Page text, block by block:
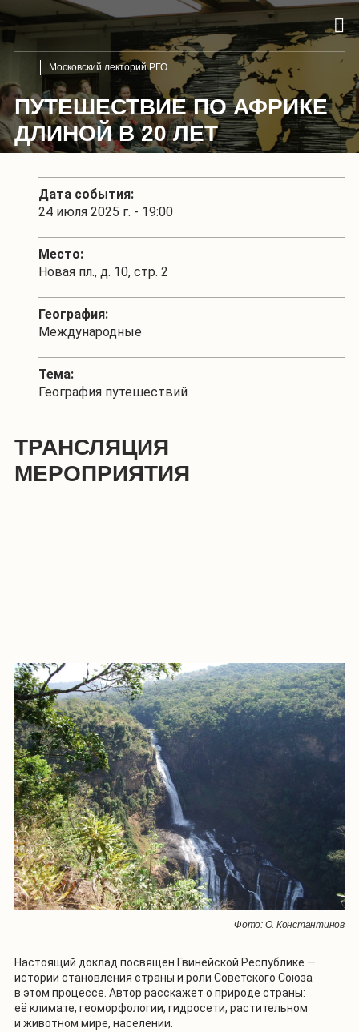
Московский лекторий РГО
ПУТЕШЕСТВИЕ ПО АФРИКЕ
ДЛИНОЙ В 20 ЛЕТ
Дата события:
24 июля 2025 г. - 19:00
Место:
Новая пл., д. 10, стр. 2
География:
Международные
Тема:
География путешествий
ТРАНСЛЯЦИЯ
МЕРОПРИЯТИЯ
Фото: О. Константинов
Настоящий доклад посвящён Гвинейской Республике —
истории становления страны и роли Советского Союза
в этом процессе. Автор расскажет о природе страны:
её климате, геоморфологии, гидросети, растительном
и животном мире, населении.